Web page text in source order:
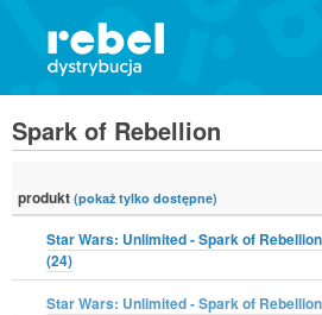
Spark of Rebellion
produkt (pokaż tylko dostępne)
Star Wars: Unlimited - Spark of
(24)
Star Wars: Unlimited - Spark of